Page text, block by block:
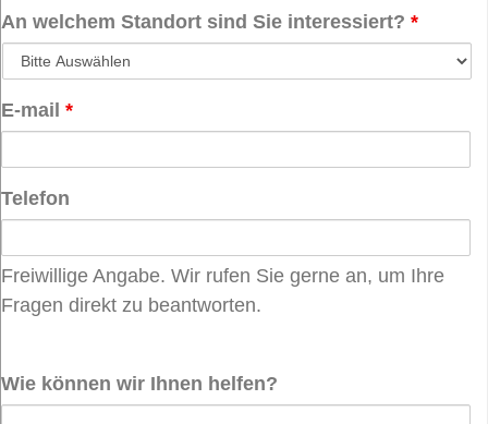
An welchem Standort sind Sie interessiert? *
E-mail *
Telefon
Freiwillige Angabe. Wir rufen Sie gerne an, um Ihre
Fragen direkt zu beantworten.
Wie können wir Ihnen helfen?